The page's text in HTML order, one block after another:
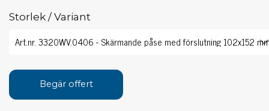
Storlek / Variant
Begär offert